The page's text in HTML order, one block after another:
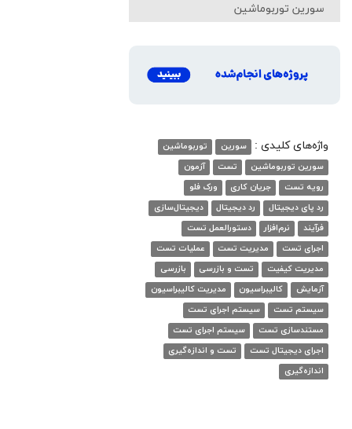
سورین توربوماشین
واژه‌های کلیدی : سورین
توربوماشین
سورین توربوماشین
تست
آزمون
رویه تست
جریان کاری
ورک فلو
رد پای دیجیتال
رد دیجیتال
دیجیتال‌سازی
فرآیند
نرم‌افزار
دستورالعمل تست
اجرای تست
مدیریت تست
عملیات تست
مدیریت کیفیت
تست و بازرسی
بازرسی
آزمایش
کالیبراسیون
مدیریت کالیبراسیون
سیستم تست
سیستم اجرای تست
مستندسازی تست
سیستم اجرای تست
اجرای دیجیتال تست
تست و اندازه‌گیری
اندازه‌گیری